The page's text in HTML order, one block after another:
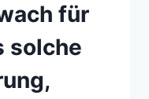
für
solche